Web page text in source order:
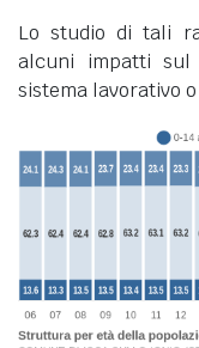
Lo studio di tali
alcuni impatti sul
sistema lavorativo